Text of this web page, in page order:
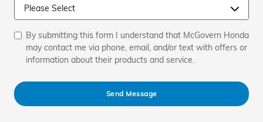
By submitting this form I understand that McGovern Honda
may contact me via phone, email, and/or text with offers or
information about their products and service.
Send Message